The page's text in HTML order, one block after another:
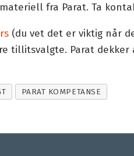
fra Parat. Ta
(du vet det er viktig når
tillitsvalgte. Parat dekker
PARAT KOMPETANSE